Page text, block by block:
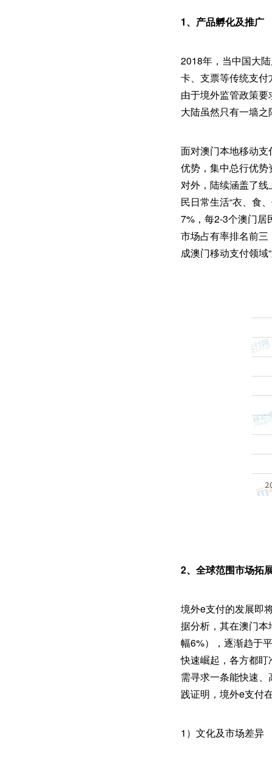
1、产品孵化及推广
2018年，当中国大
卡、支票等传统支付
由于境外监管政策
大陆虽然只有一墙之
面对澳门本地移动
优势，集中总行优
对外，陆续涵盖了
民日常生活“衣、食
7%，每2-3个澳门居
市场占有率排名前
成澳门移动支付领域“
2、全球范围市场拓
境外e支付的发展即
据分析，其在澳门
幅6%），逐渐趋于
快速崛起，各方都
需寻求一条能快速
践证明，境外e支付
1）文化及市场差异